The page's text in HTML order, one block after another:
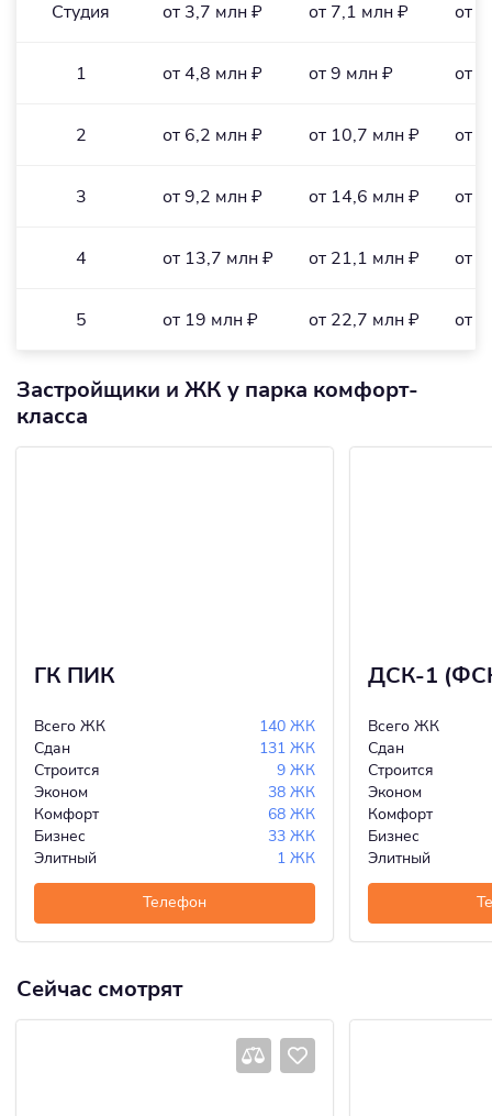
Студия от 3,7 млн ₽ от 7,1 млн ₽ от
1 от 4,8 млн ₽ от 9 млн ₽ от
2 от 6,2 млн ₽ от 10,7 млн ₽ от
3 от 9,2 млн ₽ от 14,6 млн ₽ от
4 от 13,7 млн ₽ от 21,1 млн ₽ от
5 от 19 млн ₽ от 22,7 млн ₽ от
Застройщики и ЖК у парка комфорт-
класса
ГК ПИК
Всего ЖК
140 ЖК
Сдан
131 ЖК
Строится
9 ЖК
Эконом
38 ЖК
Комфорт
68 ЖК
Бизнес
33 ЖК
Элитный
1 ЖК
Телефон
ДСК-1
Всего ЖК
Сдан
Строится
Эконом
Комфорт
Бизнес
Элитный
Сейчас смотрят